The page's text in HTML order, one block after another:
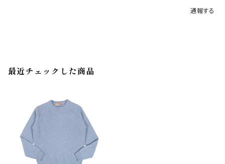
通報する
最近チェックした商品